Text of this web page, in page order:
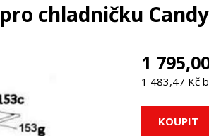
chladničku Candy
1
1 483,47 Kč